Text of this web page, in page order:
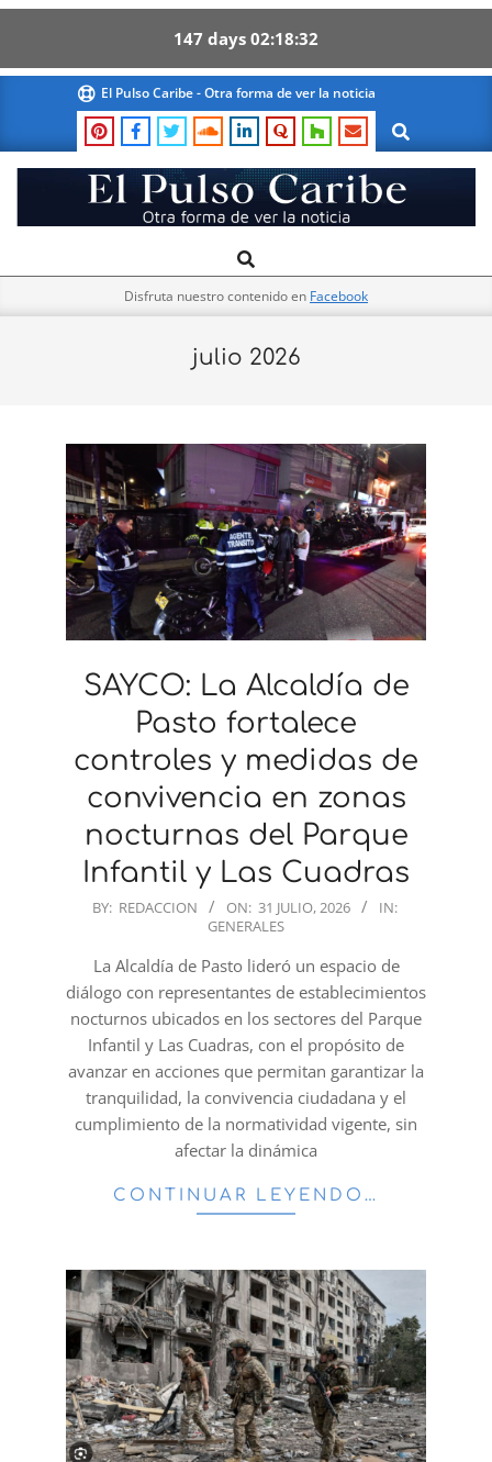
147 days 02 18 31
content
El Pulso Caribe - Otra forma de ver la noticia
Search
El
Pulso
Navigation
Search
Disfruta nuestro contenido en Facebook
julio 2026
SAYCO: La Alcaldía de
Pasto fortalece
controles y medidas de
convivencia en zonas
nocturnas del Parque
Infantil y Las Cuadras
2026-
BY: REDACCION ON: 31 JULIO, 2026
IN:
GENERALES
La Alcaldía de Pasto lideró un espacio de
diálogo con representantes de establecimientos
nocturnos ubicados en los sectores del Parque
Infantil y Las Cuadras, con el propósito de
avanzar en acciones que permitan garantizar la
tranquilidad, la convivencia ciudadana y el
cumplimiento de la normatividad vigente, sin
afectar la dinámica
CONTINUAR LEYENDO…